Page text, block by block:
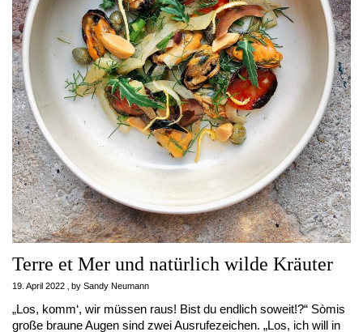
Terre et Mer und natürlich wilde Kräuter
19. April 2022 by Sandy Neumann
„Los, komm‘, wir müssen raus! Bist du endlich soweit!?“ Sòmis
große braune Augen sind zwei Ausrufezeichen. „Los, ich will in